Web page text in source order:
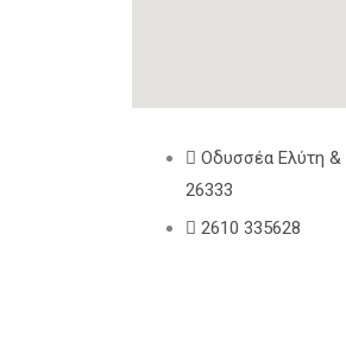
Οδυσσέα Ελύτη &
26333
2610 335628